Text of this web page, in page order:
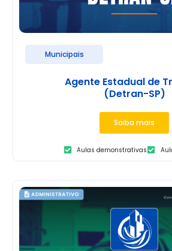
Municipais
Agente Estadual de
(Detran-SP)
Saiba mais
Aulas demonstrativas